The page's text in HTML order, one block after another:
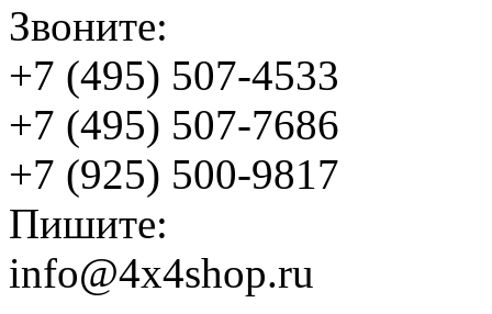
Звоните:
+7 (495) 507-4533
+7 (495) 507-7686
+7 (925) 500-9817
Пишите:
info@4x4shop.ru